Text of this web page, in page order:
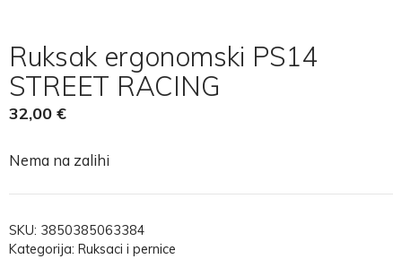
Ruksak ergonomski PS14
STREET RACING
32,00 €
Nema na zalihi
SKU: 3850385063384
Kategorija: Ruksaci i pernice